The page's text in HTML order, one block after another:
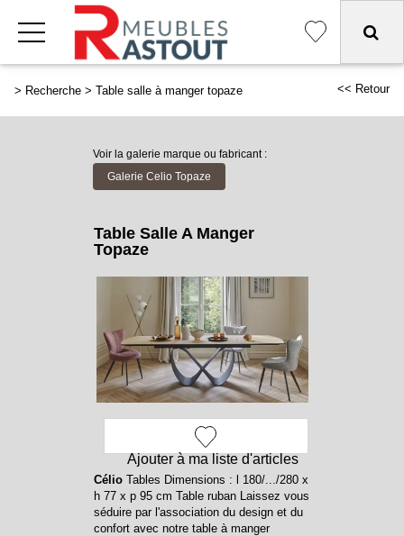
> Recherche > Table salle à manger topaze << Retour
Voir la galerie marque ou fabricant :
Galerie Celio Topaze
Ajouter à ma liste d'articles
Table Salle A Manger
Topaze
CélioTables Dimensions : l 180/.../280 x
h 77 x p 95 cm Table ruban Laissez vous
séduire par l'association du design et du
confort avec notre table à manger